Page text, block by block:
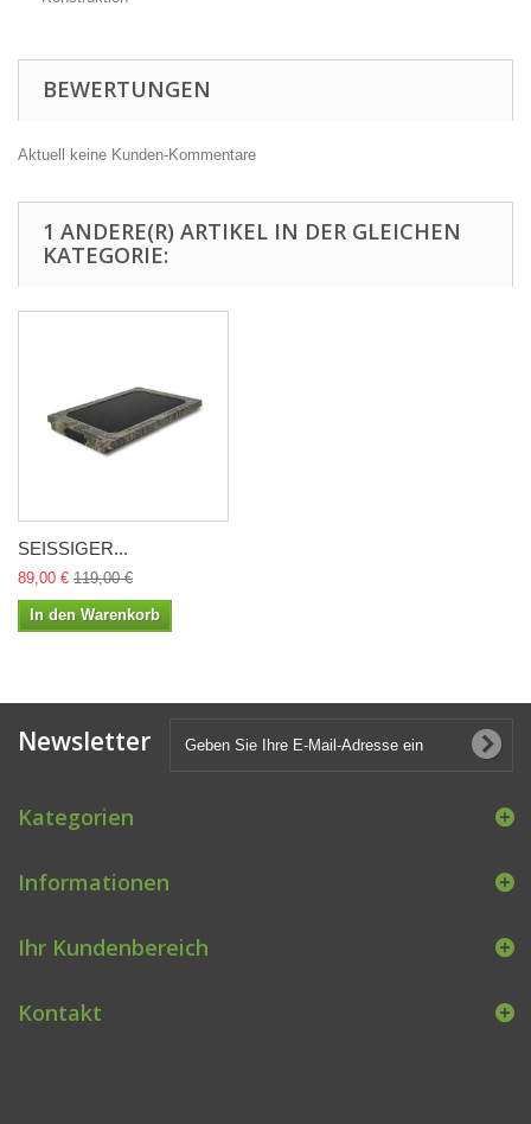
BEWERTUNGEN
Aktuell keine Kunden-Kommentare
1 ANDERE(R) ARTIKEL IN DER GLEICHEN
KATEGORIE:
SEISSIGER...
89,00 € 119,00 €
In den Warenkorb
Newsletter
Kategorien
Informationen
Ihr Kundenbereich
Kontakt